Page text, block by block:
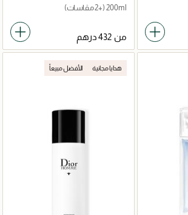
200ml (+2 مقاسات)
من
هدايا مجانية الأفضل مبيعاً